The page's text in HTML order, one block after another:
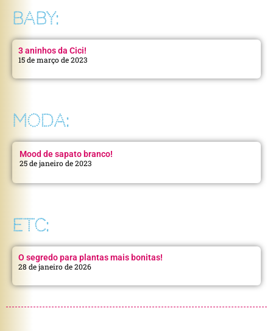
BABY:
3 aninhos da Cici!
15 de março de 2023
MODA:
Mood de sapato branco!
25 de janeiro de 2023
ETC:
O segredo para plantas mais bonitas!
28 de janeiro de 2026